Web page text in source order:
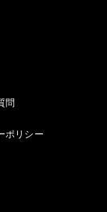
問
ポリシー